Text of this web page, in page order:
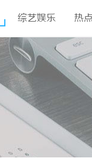
综艺娱乐 热